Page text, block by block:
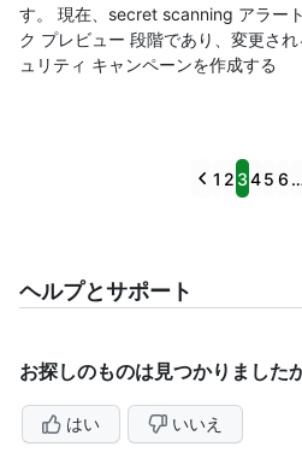
す。 現在、secret scanning アラー
ク プレビュー 段階であり、変更さ
ュリティ キャンペーンを作成する
Previous
1 2 345 6
ヘルプとサポート
お探しのものは見つかりました
はい いいえ